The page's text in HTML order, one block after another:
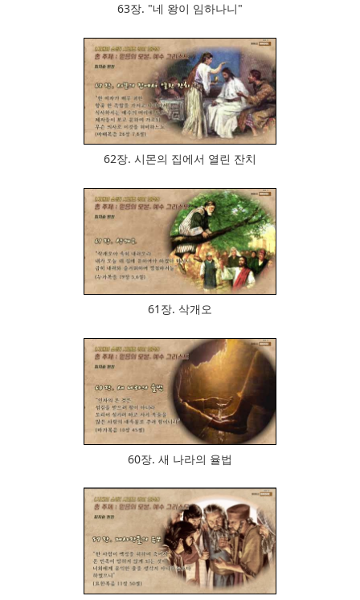
63장. "네 왕이 임하나니"
940
62장. 시몬의 집에서 열린 잔치
933
61장. 삭개오
733
60장. 새 나라의 율법
922